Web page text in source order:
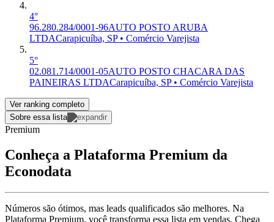
4°
96.280.284/0001-96AUTO POSTO ARUBA
LTDACarapicuíba, SP • Comércio Varejista
5°
02.081.714/0001-05AUTO POSTO CHACARA DAS
PAINEIRAS LTDACarapicuíba, SP • Comércio Varejista
Ver ranking completo
Sobre essa lista
Premium
Conheça a Plataforma Premium da
Econodata
Números são ótimos, mas leads qualificados são melhores. Na
Plataforma Premium, você transforma essa lista em vendas. Chega